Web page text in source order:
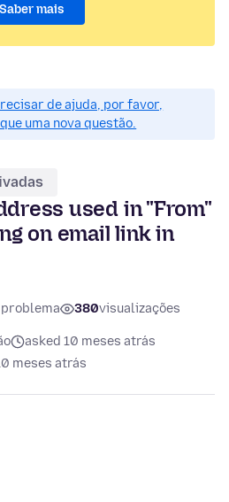
Saber mais
de ajuda, por favor,
uma nova questão.
used in "From"
on email link in
380visualizações
asked 10 meses atrás
meses atrás